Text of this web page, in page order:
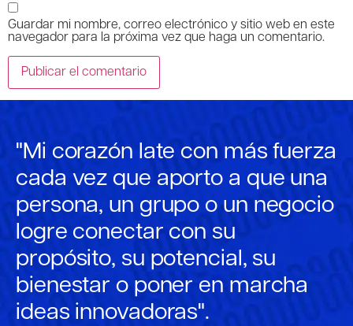
Guardar mi nombre, correo electrónico y sitio web en este
navegador para la próxima vez que haga un comentario.
"Mi corazón late con más fuerza
cada vez que aporto a que una
persona, un grupo o un negocio
logre conectar con su
propósito, su potencial, su
bienestar o poner en marcha
ideas innovadoras".